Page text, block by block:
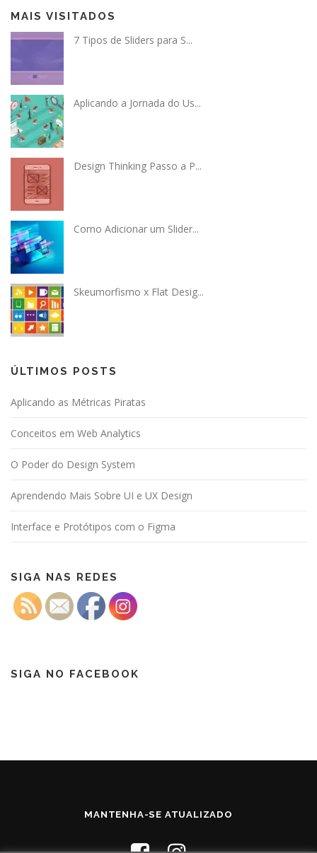
MAIS VISITADOS
7 Tipos de Sliders para S...
Aplicando a Jornada do Us...
Design Thinking Passo a P...
Como Adicionar um Slider...
Skeumorfismo x Flat Desig...
ÚLTIMOS POSTS
Aplicando as Métricas Piratas
Conceitos em Web Analytics
O Poder do Design System
Aprendendo Mais Sobre UI e UX Design
Interface e Protótipos com o Figma
SIGA NAS REDES
SIGA NO FACEBOOK
MANTENHA-SE ATUALIZADO